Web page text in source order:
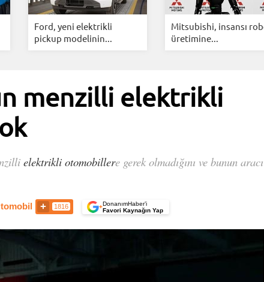
İnstagram Çöktü Mü
Ford, yeni elektrikli
pickup modelinin...
Mitsubishi, insansı
üretimine...
menzilli elektrikli
elektrikli otomobillere gerek olmadığını ve bunun
1816 +DonanımHaber’i
Favori Kaynağın Yap